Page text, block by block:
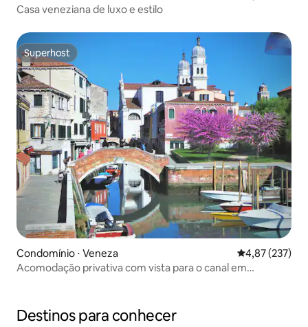
Casa veneziana de luxo e estilo
Superhost
Superhost
Condomínio ⋅ Veneza 4,87 de uma
4,87 (237)
Acomodação privativa com vista para o canal em
Destinos para conhecer